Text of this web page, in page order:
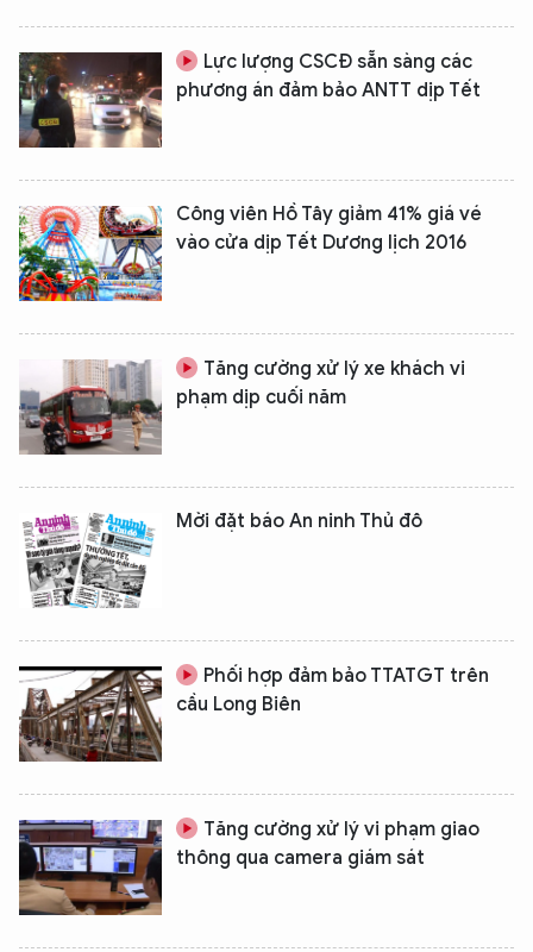
Lực lượng CSCĐ sẵn sàng các
phương án đảm bảo ANTT dịp Tết
Công viên Hồ Tây giảm 41% giá vé
vào cửa dịp Tết Dương lịch 2016
Tăng cường xử lý xe khách vi
phạm dịp cuối năm
Mời đặt báo An ninh Thủ đô
Phối hợp đảm bảo TTATGT trên
cầu Long Biên
Tăng cường xử lý vi phạm giao
thông qua camera giám sát